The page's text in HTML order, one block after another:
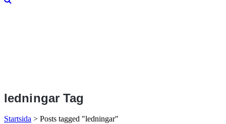
ledningar Tag
Startsida > Posts tagged "ledningar"